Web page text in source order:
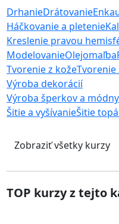
DrhanieDrátovanie
Háčkovanie a pletenie
Kreslenie pravou
ModelovanieOlejomaľba
Tvorenie z kožeTvorenie
Výroba dekorácií
Výroba šperkov a
Šitie a vyšívanieŠitie
Zobraziť všetky kurzy
TOP kurzy z tejto